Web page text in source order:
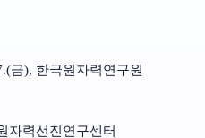
금), 한국원자력연구원
자력선진연구센터